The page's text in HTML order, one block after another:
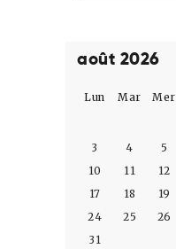
août 2026
Lun Mar Mer
3
4 5
10
11 12
17
18 19
24
25 26
31